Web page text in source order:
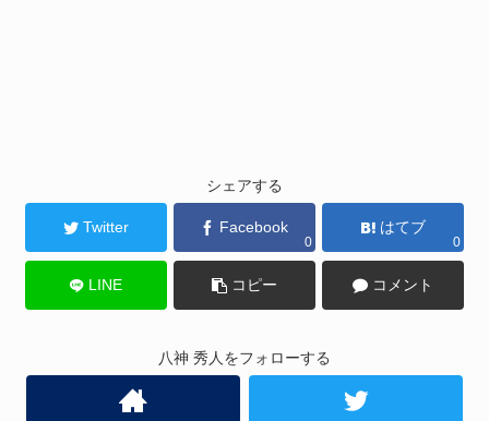
シェアする
Twitter Facebook
0
はてブ
0
LINE コピー コメント
八神 秀人をフォローする